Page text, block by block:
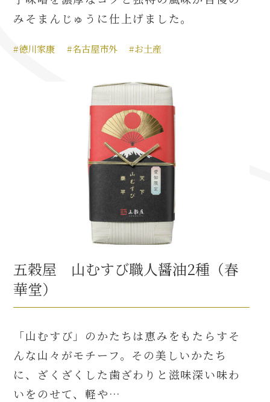
家康グルメ・土産 一覧
前田利家と名古屋の関係
利家関連 史跡 一覧
加藤清正と名古屋の関係
名古屋＜清正＞観光モデルコース
みそまんじゅうに仕上げました。
#徳川家康 #名古屋市外 #お土産
五穀屋 山むすび職人醤油2種（春
華堂）
「山むすび」のかたちは恵みをもたらすそ
んな山々がモチーフ。その美しいかたち
に、ざくざくした歯ざわりと滋味深い味わ
いをのせて、軽や…